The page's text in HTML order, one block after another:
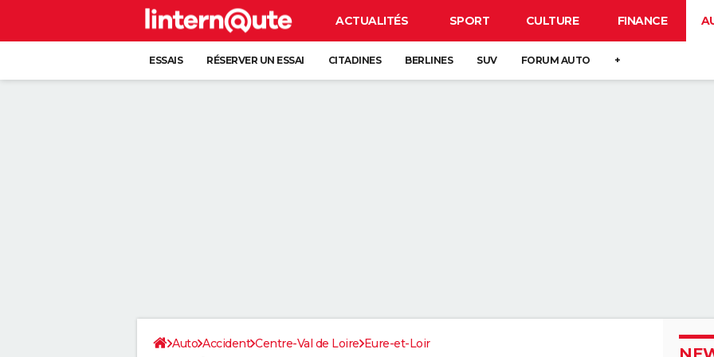
ACTUALITÉS SPORT CULTURE FINANCE
ESSAIS RÉSERVER UN ESSAI CITADINES BERLINES SUV FORUM AUTO +
Auto Accident Centre-Val de Loire Eure-et-Loir